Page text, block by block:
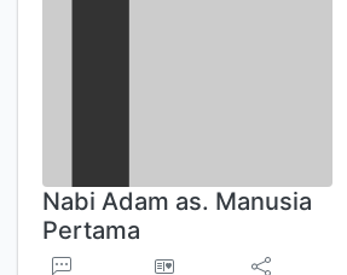
Nabi Adam as. Manusia
Pertama